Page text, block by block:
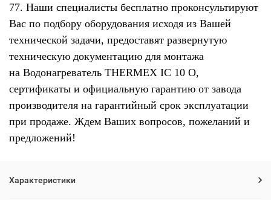
77. Наши специалисты бесплатно проконсультируют
Вас по подбору оборудования исходя из Вашей
технической задачи, предоставят развернутую
техническую документацию для монтажа
на Водонагреватель THERMEX IC 10 O,
сертификаты и официальную гарантию от завода
производителя на гарантийный срок эксплуатации
при продаже. Ждем Ваших вопросов, пожеланий и
предложений!
Характеристики